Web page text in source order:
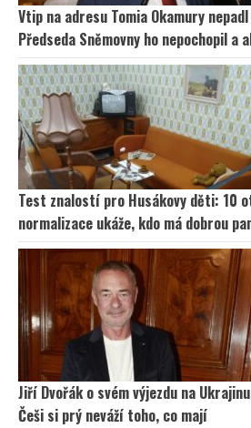
Vtip na adresu Tomia Okamury
Předseda Sněmovny ho nepochopil
Test znalostí pro Husákovy děti: 10
normalizace ukáže, kdo má dobrou
Jiří Dvořák o svém výjezdu na
Češi si prý neváží toho, co mají